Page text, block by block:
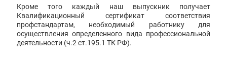
Кроме того каждый наш выпускник получает
Квалификационный сертификат соответствия
профстандартам, необходимый работнику для
осуществления определенного вида профессиональной
деятельности (ч.2 ст.195.1 ТК РФ).